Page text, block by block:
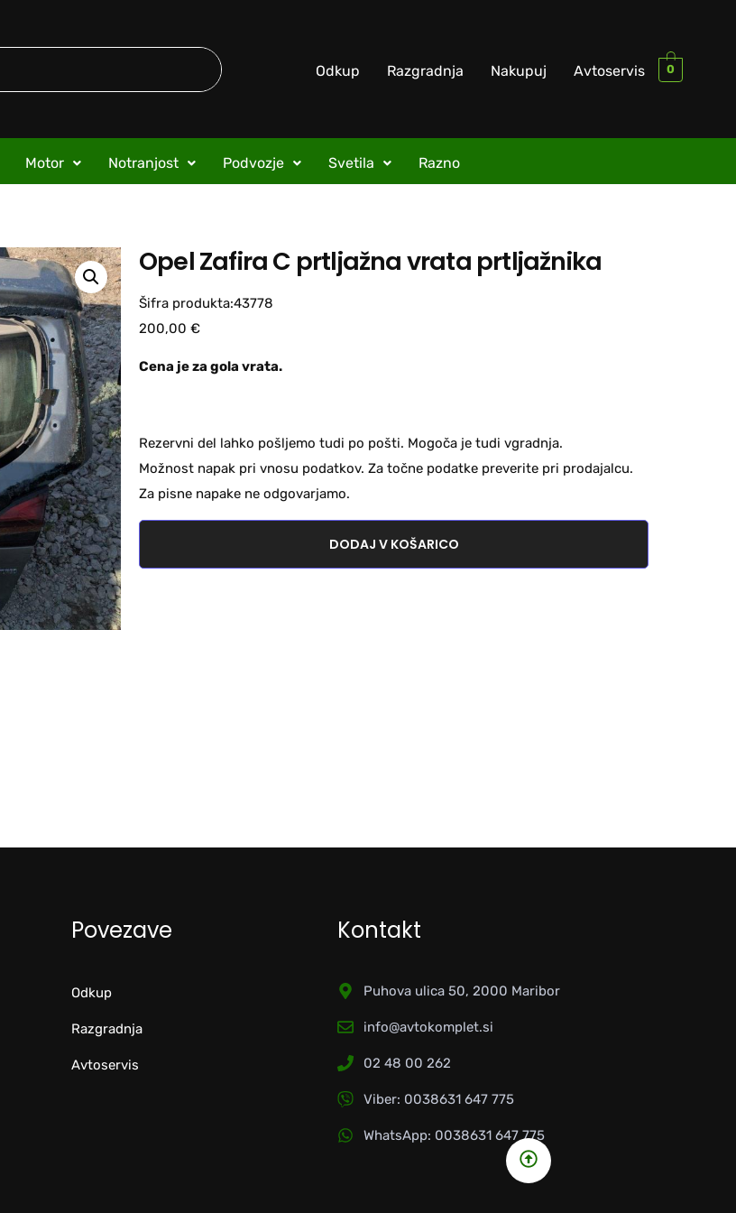
Odkup Razgradnja Nakupuj Avtoservis 0
Motor Notranjost Podvozje Svetila Razno
Opel Zafira C prtljažna vrata prtljažnika
Šifra produkta:43778
200,00 €
Cena je za gola vrata.
Rezervni del lahko pošljemo tudi po pošti. Mogoča je tudi vgradnja.
Možnost napak pri vnosu podatkov. Za točne podatke preverite pri prodajalcu.
Za pisne napake ne odgovarjamo.
DODAJ V KOŠARICO
Povezave
Odkup
Razgradnja
Avtoservis
Kontakt
Puhova ulica 50, 2000 Maribor
info@avtokomplet.si
02 48 00 262
Viber: 0038631 647 775
WhatsApp: 0038631 647 775